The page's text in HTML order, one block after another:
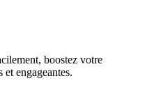
boostez votre
et engageantes.